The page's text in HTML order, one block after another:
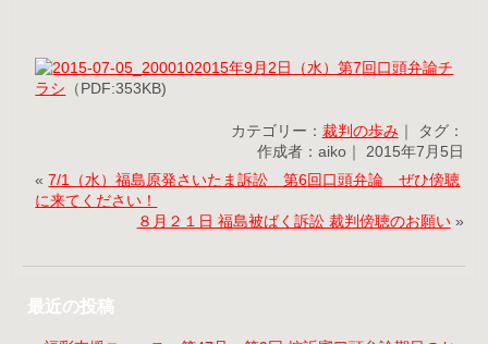
2015年9月2日（水）第7回口頭弁論チ
ラシ （PDF:353KB)
カテゴリー： 裁判の歩み ｜ タグ：
作成者：aiko｜ 2015年7月5日
«7/1（水）福島原発さいたま訴訟 第6回口頭弁論 ぜひ傍聴
に来てください！
８月２１日 福島被ばく訴訟 裁判傍聴のお願い»
最近の投稿